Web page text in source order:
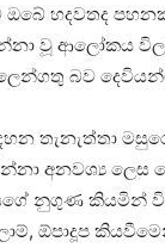
ඔබේ හදවතද
වූ ආලෝකය
බව
තැනැත්තා
අනවශ්‍ය ලෙස
නුගුණ කියමින්
ඕපාදූප